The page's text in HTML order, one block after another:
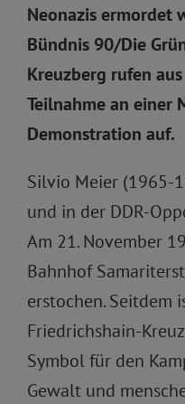
Neonazis ermordet
Bündnis 90/Die
Kreuzberg rufen
Teilnahme an einer
Demonstration auf.
Silvio Meier (1965-
und in der DDR-
Am 21. November
Bahnhof
erstochen. Seitdem
Friedrichshain-
Symbol für den
Gewalt und